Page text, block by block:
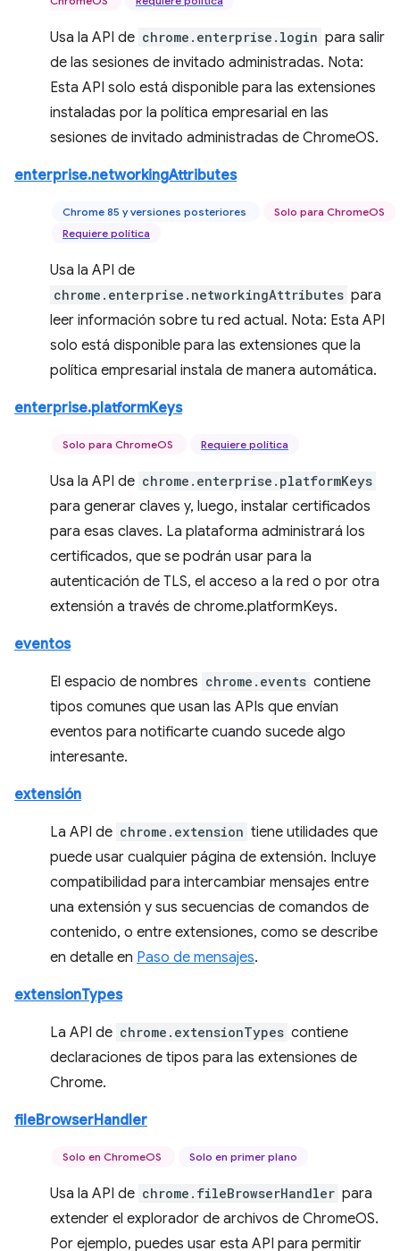
Usa la API de chrome.enterprise.login para salir
de las sesiones de invitado administradas. Nota:
Esta API solo está disponible para las extensiones
instaladas por la política empresarial en las
sesiones de invitado administradas de ChromeOS.
enterprise.networkingAttributes
Chrome 85 y versiones posteriores
Solo para ChromeOS
Requiere política
Usa la API de
chrome.enterprise.networkingAttributes para
leer información sobre tu red actual. Nota: Esta API
solo está disponible para las extensiones que la
política empresarial instala de manera automática.
enterprise.platformKeys
Solo para ChromeOS Requiere política
Usa la API de chrome.enterprise.platformKeys
para generar claves y, luego, instalar certificados
para esas claves. La plataforma administrará los
certificados, que se podrán usar para la
autenticación de TLS, el acceso a la red o por otra
extensión a través de chrome.platformKeys.
eventos
El espacio de nombres chrome.events contiene
tipos comunes que usan las APIs que envían
eventos para notificarte cuando sucede algo
interesante.
extensión
La API de chrome.extension tiene utilidades que
puede usar cualquier página de extensión. Incluye
compatibilidad para intercambiar mensajes entre
una extensión y sus secuencias de comandos de
contenido, o entre extensiones, como se describe
en detalle en Paso de mensajes.
extensionTypes
La API de chrome.extensionTypes contiene
declaraciones de tipos para las extensiones de
Chrome.
fileBrowserHandler
Solo en ChromeOS Solo en primer plano
Usa la API de chrome.fileBrowserHandler para
extender el explorador de archivos de ChromeOS.
Por ejemplo, puedes usar esta API para permitir